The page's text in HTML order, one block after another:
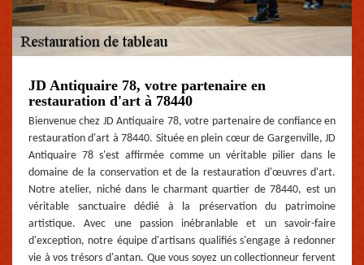
JD Antiquaire 78, votre partenaire en
restauration d'art à 78440
Bienvenue chez JD Antiquaire 78, votre partenaire de confiance en
restauration d'art à 78440. Située en plein cœur de Gargenville, JD
Antiquaire 78 s'est affirmée comme un véritable pilier dans le
domaine de la conservation et de la restauration d'œuvres d'art.
Notre atelier, niché dans le charmant quartier de 78440, est un
véritable sanctuaire dédié à la préservation du patrimoine
artistique. Avec une passion inébranlable et un savoir-faire
d'exception, notre équipe d'artisans qualifiés s'engage à redonner
vie à vos trésors d'antan. Que vous soyez un collectionneur fervent